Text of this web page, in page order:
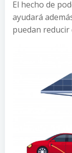
El hecho de
ayudará
puedan reducir